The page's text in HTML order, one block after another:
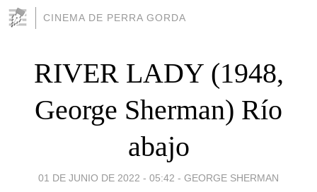
CINEMA DE PERRA GORDA
RIVER LADY (1948,
George Sherman) Río
abajo
01 DE JUNIO DE 2022 - 05:42 - GEORGE SHERMAN